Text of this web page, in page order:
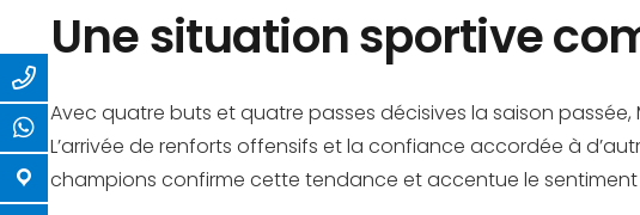
Une situation sportive
Avec quatre buts et quatre passes décisives la saison
L’arrivée de renforts offensifs et la confiance accordée à
champions confirme cette tendance et accentue le sentiment